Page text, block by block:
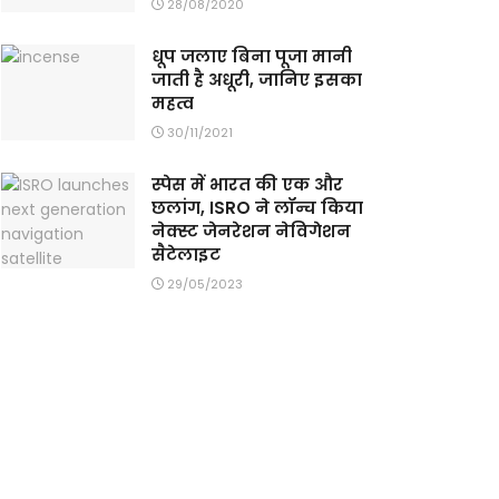
28/08/2020
धूप जलाए बिना पूजा मानी
जाती है अधूरी, जानिए इसका
महत्व
30/11/2021
स्पेस में भारत की एक और
छलांग, ISRO ने लॉन्च किया
नेक्स्ट जेनरेशन नेविगेशन
सैटेलाइट
29/05/2023